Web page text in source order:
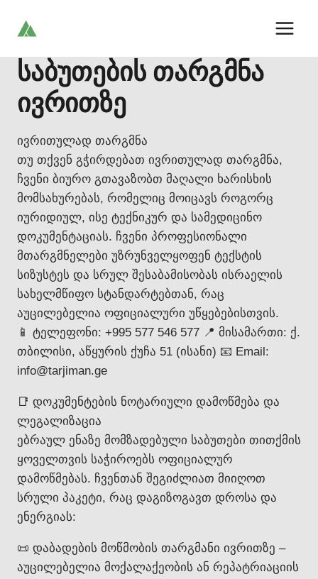
საბუთების თარგმნა
ივრითზე
ივრითულად თარგმნა
თუ თქვენ გჭირდებათ ივრითულად თარგმნა,
ჩვენი ბიურო გთავაზობთ მაღალი ხარისხის
მომსახურებას, რომელიც მოიცავს როგორც
იურიდიულ, ისე ტექნიკურ და სამედიცინო
დოკუმენტაციას. ჩვენი პროფესიონალი
მთარგმნელები უზრუნველყოფენ ტექსტის
სიზუსტეს და სრულ შესაბამისობას ისრაელის
სახელმწიფო სტანდარტებთან, რაც
აუცილებელია ოფიციალური უწყებებისთვის.
📱 ტელეფონი: +995 577 546 577 📍 მისამართი: ქ.
თბილისი, აწყურის ქუჩა 51 (ისანი) 📧 Email:
info@tarjiman.ge
📑 დოკუმენტების ნოტარიული დამოწმება და
ლეგალიზაცია
ებრაულ ენაზე მომზადებული საბუთები თითქმის
ყოველთვის საჭიროებს ოფიციალურ
დამოწმებას. ჩვენთან შეგიძლიათ მიიღოთ
სრული პაკეტი, რაც დაგიზოგავთ დროსა და
ენერგიას:
📜 დაბადების მოწმობის თარგმანი ივრითზე –
აუცილებელია მოქალაქეობის ან რეპატრიაციის